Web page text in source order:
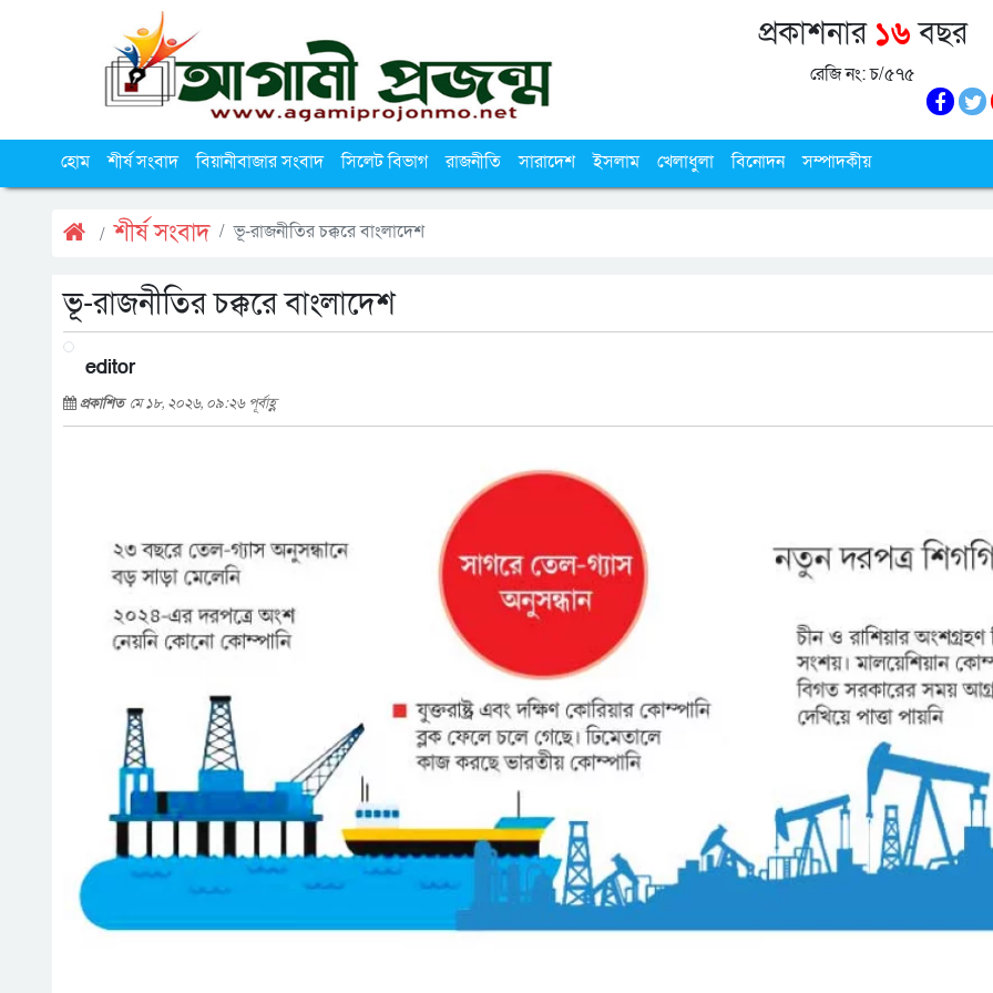
প্রকাশনার ১৬বছর
রেজি নং: চ/৫৭৫
হোম শীর্ষ সংবাদ বিয়ানীবাজার সংবাদ সিলেট বিভাগ রাজনীতি সারাদেশ ইসলাম খেলাধুলা বিনোদন সম্পাদকীয়
শীর্ষ সংবাদ ভূ-রাজনীতির চক্করে বাংলাদেশ
ভূ-রাজনীতির চক্করে বাংলাদেশ
editor
প্রকাশিত মে ১৮, ২০২৬, ০৯:২৬ পূর্বাহ্ণ